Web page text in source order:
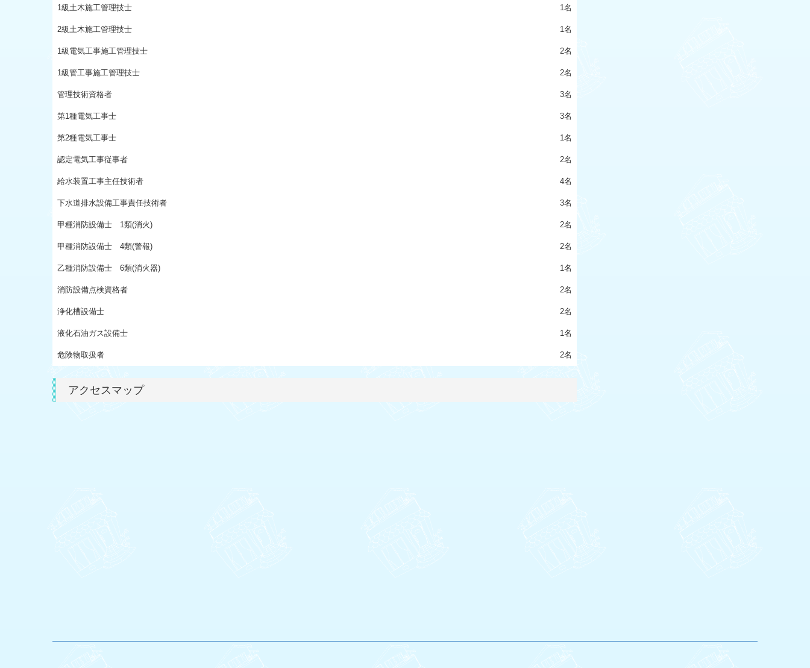
1級土木施工管理技士 1名
2級土木施工管理技士 1名
1級電気工事施工管理技士 2名
1級管工事施工管理技士 2名
管理技術資格者 3名
第1種電気工事士 3名
第2種電気工事士 1名
認定電気工事従事者 2名
給水装置工事主任技術者 4名
下水道排水設備工事責任技術者 3名
甲種消防設備士 1類(消火) 2名
甲種消防設備士 4類(警報) 2名
乙種消防設備士 6類(消火器) 1名
消防設備点検資格者 2名
浄化槽設備士 2名
液化石油ガス設備士 1名
危険物取扱者 2名
アクセスマップ
――――――――――――――――――――――――――――――――――――――――――――――――――――――――――――――――――――――――――――――――――――――――――